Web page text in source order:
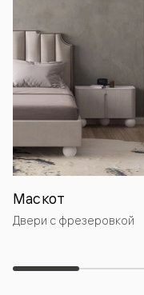
Маскот
Двери с фрезеровкой